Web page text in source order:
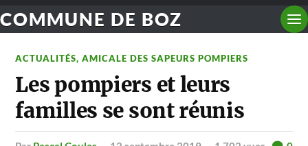
COMMUNE DE BOZ
ACTUALITÉS,AMICALE DES SAPEURS POMPIERS
Les pompiers et leurs
familles se sont réunis